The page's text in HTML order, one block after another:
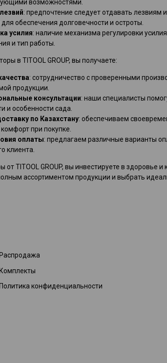
возможностями.
: предпочтение следует отдавать
обеспечения долговечности и остроты.
усилия: наличие механизма регулировки
и тип работы.
в TITOOL GROUP, вы получаете:
: сотрудничество с проверенными
продукции.
консультации: наши специалисты
и особенности сада.
по Казахстану: обеспечиваем
при покупке.
оплаты: предлагаем различные варианты
клиента.
от TITOOL GROUP, вы инвестируете в здоровье
ассортиментом продукции и выбрать
Распродажа
Политика конфиденциальности